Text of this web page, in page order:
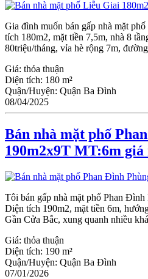
Gia đình muốn bán gấp nhà mặt
tích 180m2, mặt tiền 7,5m, nhà 8
80triệu/tháng, vỉa hè rộng 7m,
Giá: thỏa thuận
Diện tích: 180 m²
Quận/Huyện: Quận Ba Đình
08/04/2025
Bán nhà mặt phố
190m2x9T MT:6m giá
Tôi bán gấp nhà mặt phố Phan
Diện tích 190m2, mặt tiền 6m,
Gần Cửa Bắc, xung quanh nhiều
Giá: thỏa thuận
Diện tích: 190 m²
Quận/Huyện: Quận Ba Đình
07/01/2026